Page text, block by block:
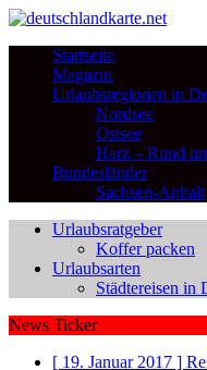
Startseite
Magazin
Urlaubsregionen in
Nordsee
Ostsee
Harz – Rund
Bundesländer
Sachsen-Anhalt
Urlaubsratgeber
Koffer packen
Urlaubsarten
Städtereisen in
News Ticker
[ 19. Januar 2017 ]